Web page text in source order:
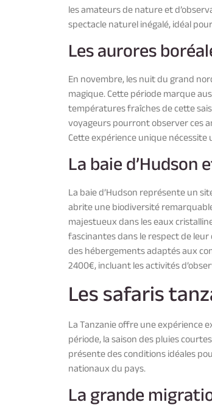
les amateurs de nature et
spectacle naturel inégalé, idéal
Les aurores
En novembre, les nuit du grand
magique. Cette période marque
températures fraîches de cette
voyageurs pourront observer ces
Cette expérience unique
La baie d’Hudson
La baie d’Hudson représente un
abrite une biodiversité
majestueux dans les eaux
fascinantes dans le respect de
des hébergements adaptés aux
2400€, incluant les activités
Les safaris
La Tanzanie offre une expérience
période, la saison des pluies
présente des conditions idéales
nationaux du pays.
La grande